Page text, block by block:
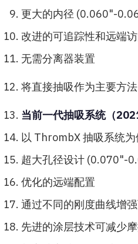
更大的内径 (0.060"-
改进的可追踪性和远端
无需分离器装置
将直接抽吸作为主要方法
当前一代抽吸系统（
以 ThrombX 抽吸系统为
超大孔径设计 (0.070"-
优化的远端配置
通过不同的刚度曲线增
先进的涂层技术可减少